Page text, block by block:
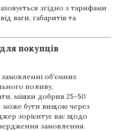
згідно з тарифами
ваги, габаритів та
покупців
об'ємних
поливу,
мішки добрив 25-50
може бути вищою через
зорієнтує вас щодо
замовлення.